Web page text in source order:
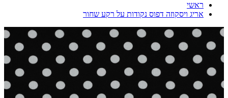
ראשי
אריג ויסקוזה דפוס נקודות על רקע שחור